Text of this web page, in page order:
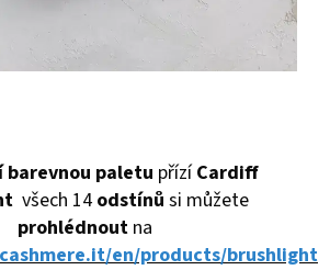
barevnou paletu přízíCardiff
všech 14odstínů si můžete
prohlédnoutna
en/products/brushlight